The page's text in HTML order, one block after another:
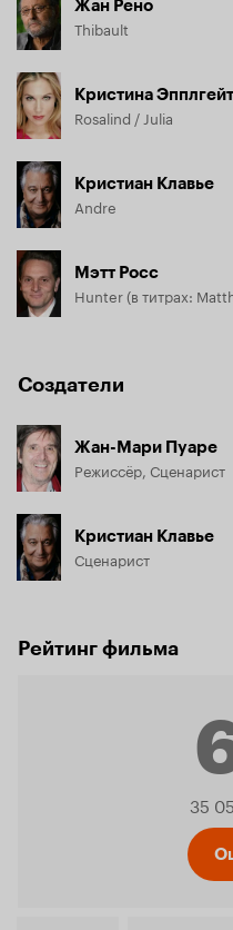
Жан Рено
Thibault
Кристина Эпплгейт
Rosalind / Julia
Кристиан Клавье
Andre
Мэтт Росс
Создатели
Жан-Мари Пуаре
Режиссёр, Сценарист
Кристиан Клавье
Сценарист
Рейтинг фильма
35